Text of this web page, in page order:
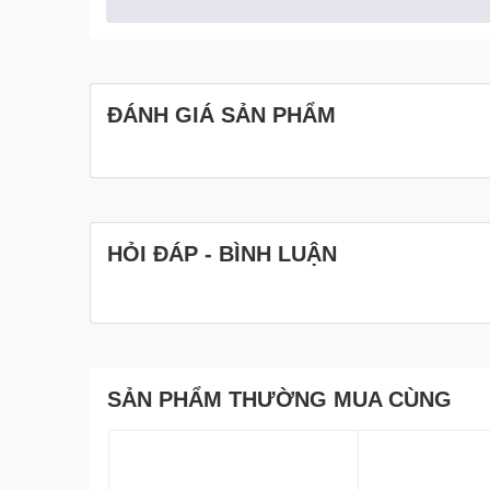
ĐÁNH GIÁ SẢN PHẨM
HỎI ĐÁP - BÌNH LUẬN
SẢN PHẨM THƯỜNG MUA CÙNG